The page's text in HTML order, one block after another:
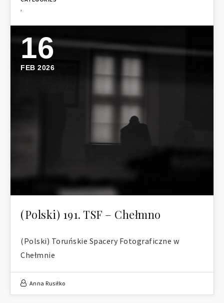
,
16
FEB 2026
(Polski) 191. TSF – Chełmno
(Polski) Toruńskie Spacery Fotograficzne w
Chełmnie
Anna Rusiłko